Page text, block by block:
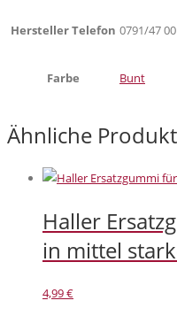
Hersteller Telefon 0791/47
Farbe Bunt
Ähnliche
Haller
in mittel
4,99€